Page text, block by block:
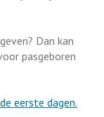
Dan kan
pasgeboren
eerste dagen.